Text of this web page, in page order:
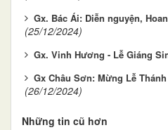
Gx. Bác Ái: Diễn nguyện,
(25/12/2024)
Gx. Vinh Hương - Lễ Giáng
Gx Châu Sơn: Mừng Lễ
(26/12/2024)
Những tin cũ hơn